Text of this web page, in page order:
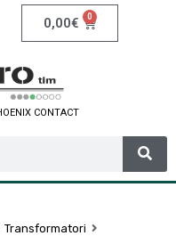
0,00€ 0
OENIX CONTACT
Transformatori